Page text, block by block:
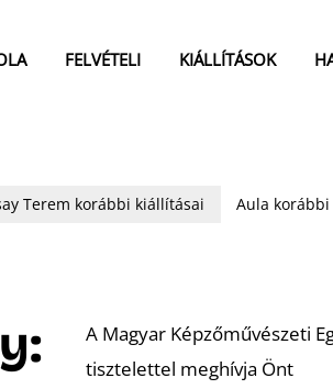
FELVÉTELI KIÁLLÍTÁSOK
Terem korábbi kiállításai Aula
A Magyar Képzőművészeti
tisztelettel meghívja Önt